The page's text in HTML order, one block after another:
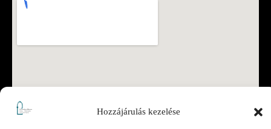
Hozzájárulás kezelése